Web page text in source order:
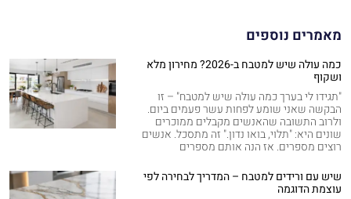
מאמרים נוספים
כמה עולה שיש למטבח ב-2026? מחירון מלא
ושקוף
"תגידו לי בערך כמה עולה שיש למטבח" – זו
הבקשה שאני שומע לפחות עשר פעמים ביום.
ולרוב התשובה שהאנשים מקבלים ממוכרים
שונים היא: "תלוי, בואו נדון." זה מתסכל. אנשים
רוצים מספרים. אז הנה אותם מספרים
שיש עם ורידים למטבח – המדריך לבחירה לפי
עוצמת הדוגמה